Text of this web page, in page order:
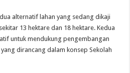
alternatif lahan yang sedang dikaji
13 hektare dan 18 hektare. Kedua
untuk mendukung pengembangan
dirancang dalam konsep Sekolah